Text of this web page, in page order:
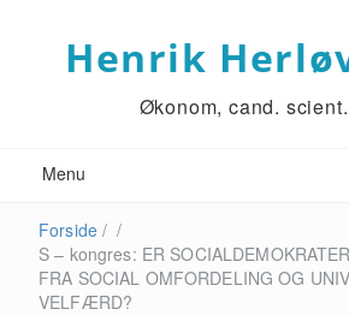
Henrik
Økonom, cand.
Menu
Forside / /
S – kongres: ER
FRA SOCIAL OMFORDELING OG
VELFÆRD?